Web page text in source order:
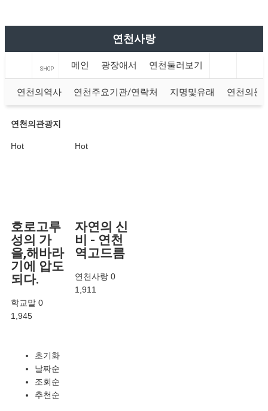
연천사랑
SHOP 메인 광장애서 연천둘러보기
연천의역사 연천주요기관/연락처 지명및유래 연천의문
연천의관광지
Hot
호로고루
성의 가
을,해바라
기에 압도
되다.
학교말 0
1,945
Hot
자연의 신
비 - 연천
역고드름
연천사랑 0
1,911
초기화
날짜순
조회순
추천순